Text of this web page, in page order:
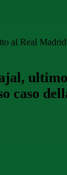
al Real
caso